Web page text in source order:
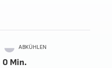
ABKÜHLEN
0 Min.